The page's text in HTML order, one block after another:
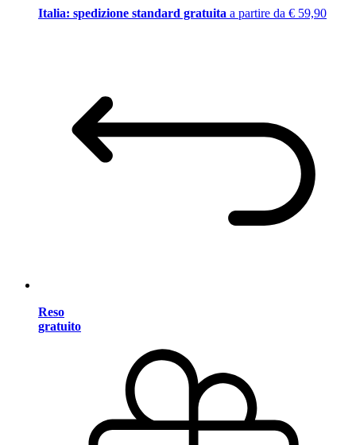
Italia: spedizione standard gratuita a partire da € 59,90
Reso
gratuito